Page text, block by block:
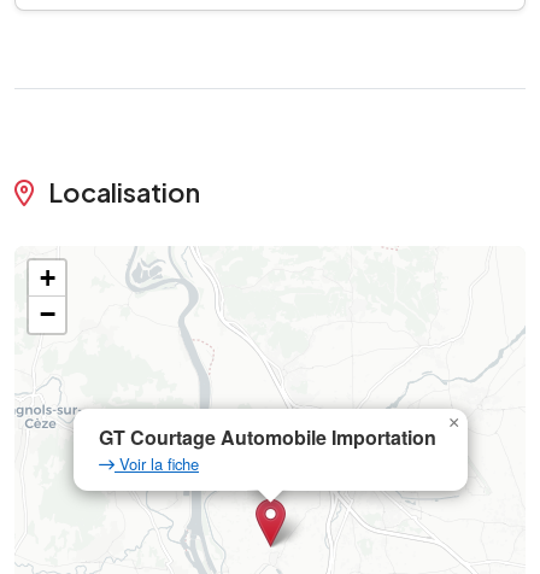
Localisation
GT Courtage Automobile Importation
Voir la fiche
×
+
−